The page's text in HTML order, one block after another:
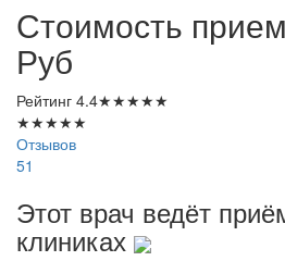
Стоимость
Руб
Рейтинг 4.4★★★★★
★★★★★
Отзывов
51
Этот врач ведёт
клиниках